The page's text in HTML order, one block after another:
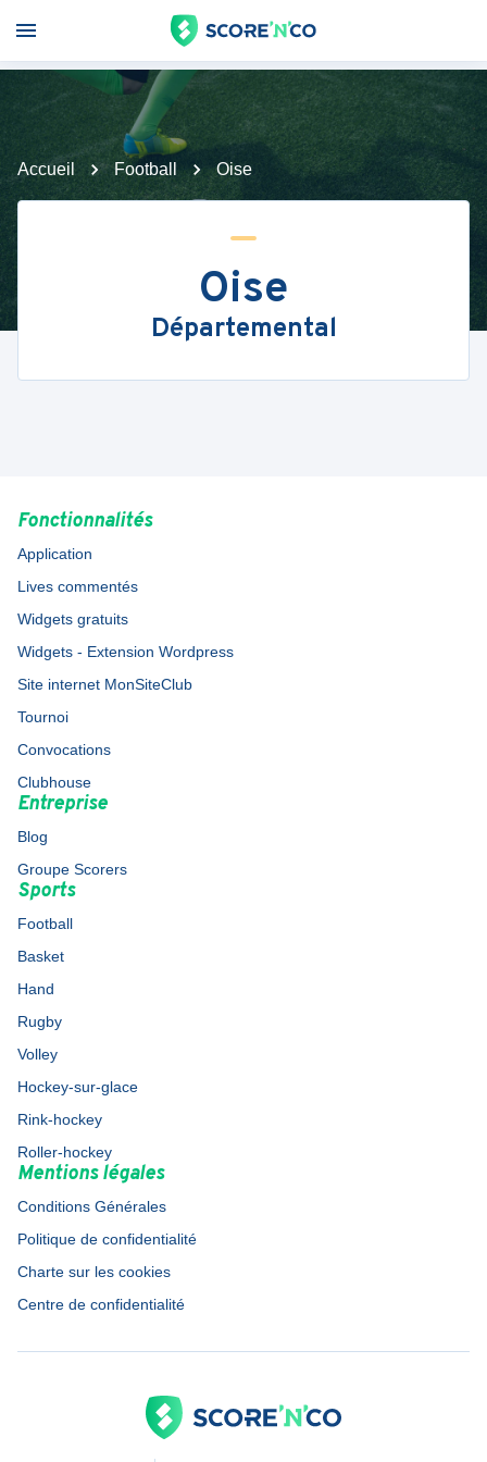
Accueil Football Oise
Oise
Départemental
Fonctionnalités
Application
Lives commentés
Widgets gratuits
Widgets - Extension Wordpress
Site internet MonSiteClub
Tournoi
Convocations
Clubhouse
Entreprise
Blog
Groupe Scorers
Sports
Football
Basket
Hand
Rugby
Volley
Hockey-sur-glace
Rink-hockey
Roller-hockey
Mentions légales
Conditions Générales
Politique de confidentialité
Charte sur les cookies
Centre de confidentialité